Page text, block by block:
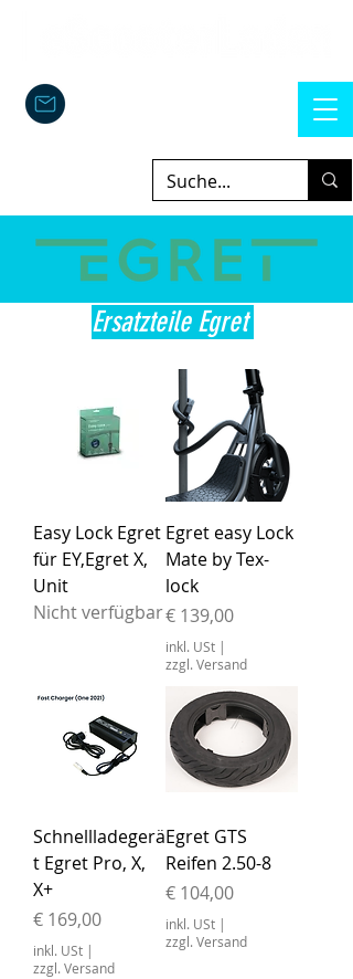
Ersatzteile Egret
Easy Lock Egret
für EY,Egret X,
Unit
Nicht verfügbar
Egret easy Lock
Mate by Tex-
lock
Preis
€ 139,00
inkl. USt |
zzgl. Versand
Schnellladegerä
t Egret Pro, X,
X+
Preis
€ 169,00
inkl. USt |
zzgl. Versand
Egret GTS
Reifen 2.50-8
Preis
€ 104,00
inkl. USt |
zzgl. Versand